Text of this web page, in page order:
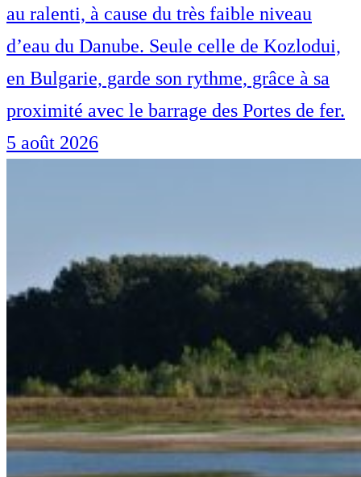
au ralenti, à cause du très faible niveau
d’eau du Danube. Seule celle de Kozlodui,
en Bulgarie, garde son rythme, grâce à sa
proximité avec le barrage des Portes de fer.
5 août 2026